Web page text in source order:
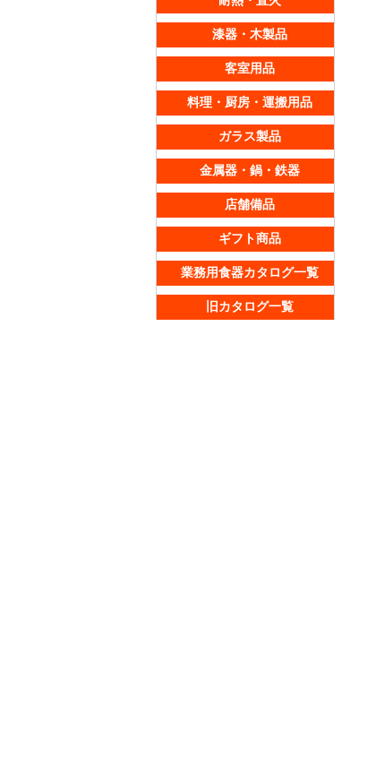
漆器・木製品
客室用品
料理・厨房・運搬用品
ガラス製品
金属器・鍋・鉄器
店舗備品
ギフト商品
業務用食器カタログ一覧
旧カタログ一覧